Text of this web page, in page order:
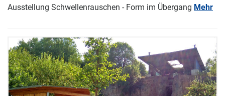
Ausstellung Schwellenrauschen - Form im Übergang Mehr